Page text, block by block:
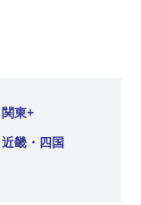
関東+
近畿・四国